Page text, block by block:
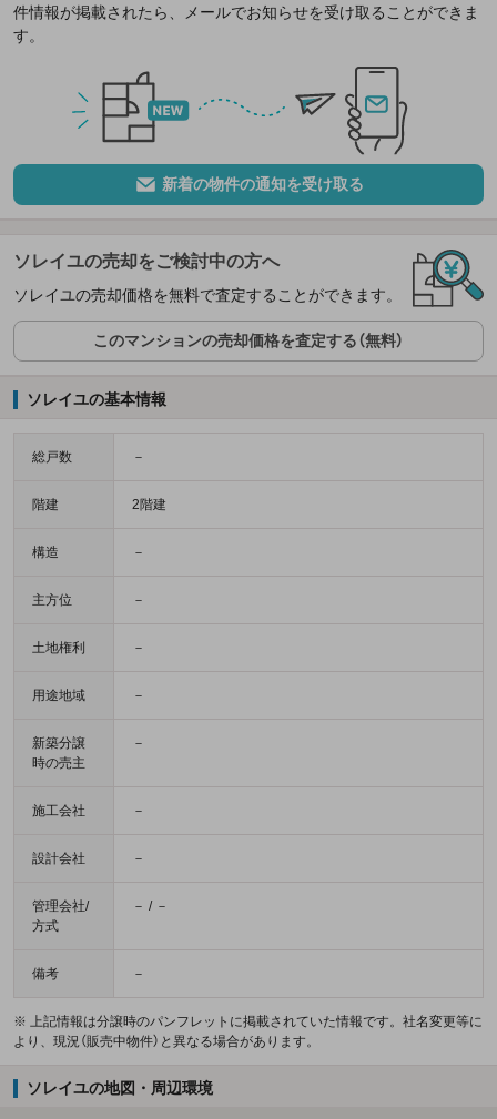
件情報が掲載されたら、メールでお知らせを受け取ることができま
す。
新着の物件の通知を受け取る
ソレイユの売却をご検討中の方へ
ソレイユの売却価格を無料で査定することができます。
このマンションの売却価格を査定する（無料）
ソレイユの基本情報
総戸数 －
階建 2階建
構造 －
主方位 －
土地権利 －
用途地域 －
新築分譲
時の売主
－
施工会社 －
設計会社 －
管理会社/
方式
－ / －
備考 －
※ 上記情報は分譲時のパンフレットに掲載されていた情報です。社名変更等に
より、現況（販売中物件）と異なる場合があります。
ソレイユの地図・周辺環境